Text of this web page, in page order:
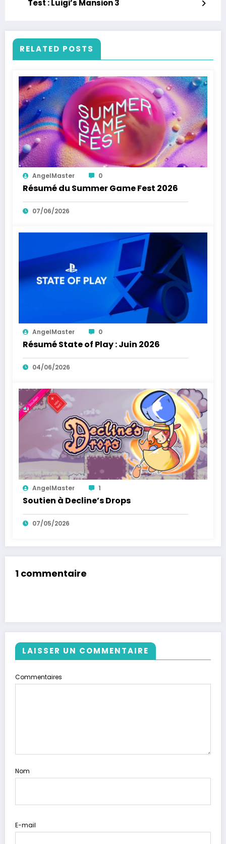
Test : Luigi’s Mansion 3
RELATED POSTS
AngelMaster 0
Résumé du Summer Game Fest 2026
07/06/2026
AngelMaster 0
Résumé State of Play : Juin 2026
04/06/2026
AngelMaster 1
Soutien à Decline’s Drops
07/05/2026
1 commentaire
LAISSER UN COMMENTAIRE
Commentaires
Nom
E-mail